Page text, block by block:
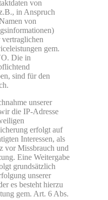
von
in Anspruch
von
gem.
Die in
sind für den
unserer
die IP-Adresse
erfolgt auf
Interessen, als
vor Missbrauch und
Eine Weitergabe
grundsätzlich
unserer
es besteht hierzu
gem. Art. 6 Abs.